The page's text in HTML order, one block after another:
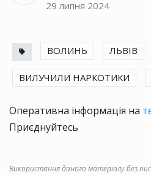
29 липня 2024
ВОЛИНЬ ЛЬВІВ
ВИЛУЧИЛИ НАРКОТИКИ
Оперативна інформація на
Приєднуйтесь
Використання даного матеріалу без